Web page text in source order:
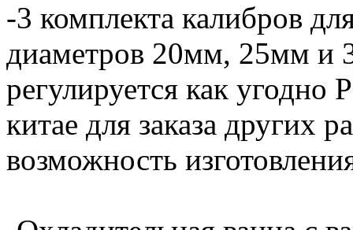
-3 комплекта калибров
диаметров 20мм, 25мм и
регулируется как
китае для заказа других
возможность